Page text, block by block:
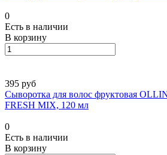
0
Есть в наличии
В корзину
395 руб
Сыворотка для волос фруктовая
FRESH MIX, 120 мл
0
Есть в наличии
В корзину